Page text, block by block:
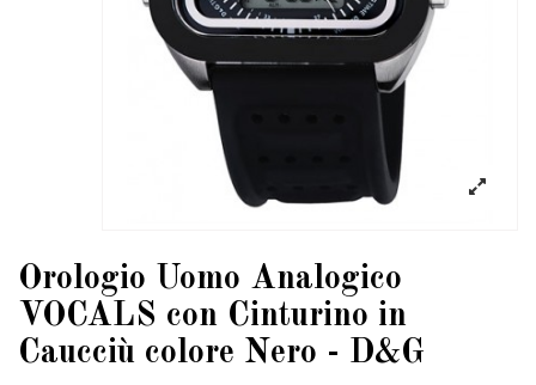
Orologio Uomo Analogico
VOCALS con Cinturino in
Caucciù colore Nero - D&G